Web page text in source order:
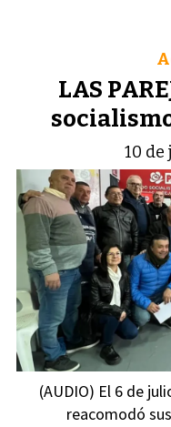
LAS
10 de
(AUDIO) El 6 de
reacomodó